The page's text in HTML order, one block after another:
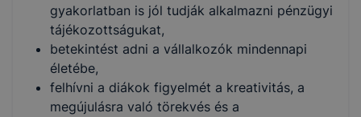
gyakorlatban is jól tudják alkalmazni pénzügyi
tájékozottságukat,
betekintést adni a vállalkozók mindennapi
életébe,
felhívni a diákok figyelmét a kreativitás, a
megújulásra való törekvés és a